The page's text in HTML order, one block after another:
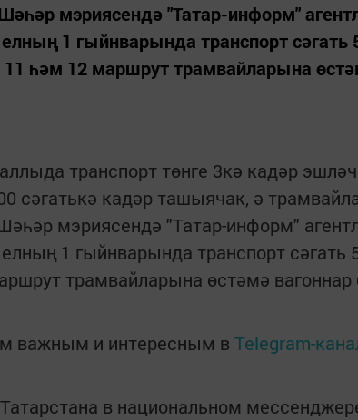
мэриясендә "Татар-информ"
1 гыйнварында транспорт сәгать
һәм 12 маршрут трамвайларына
транспорт төнге 3кә кадәр
сәгатькә кадәр ташыячак, ә
мэриясендә "Татар-информ"
1 гыйнварында транспорт сәгать
трамвайларына өстәмә вагоннар
важным и интересным в Telegram-
в национальном